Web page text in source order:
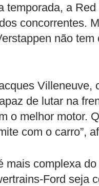
temporada, a
concorrentes.
não
Villeneuve,
de lutar na
o melhor motor.
com o carro”,
mais complexa
Ford seja